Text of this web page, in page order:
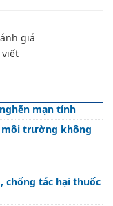
giá
viết
mạn tính
môi trường không
chống tác hại thuốc